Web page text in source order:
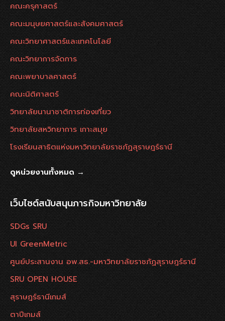
คณะครุศาสตร์
คณะมนุษยศาสตร์และสังคมศาสตร์
คณะวิทยาศาสตร์และเทคโนโลยี
คณะวิทยาการจัดการ
คณะพยาบาลศาสตร์
คณะนิติศาสตร์
วิทยาลัยนานาชาติการท่องเที่ยว
วิทยาลัยสหวิทยาการ เกาะสมุย
โรงเรียนสาธิตแห่งมหาวิทยาลัยราชภัฏสุราษฎร์ธานี
ดูหน่วยงานทั้งหมด →
เว็บไซต์สนับสนุนภารกิจมหาวิทยาลัย
SDGs SRU
UI GreenMetric
ศูนย์ประสานงาน อพ.สธ.-มหาวิทยาลัยราชภัฏสุราษฎร์ธานี
SRU OPEN HOUSE
สุราษฎร์ธานีเกมส์
ตาปีเกมส์